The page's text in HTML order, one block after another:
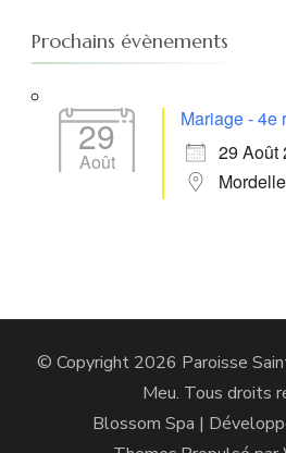
Prochains évènements
29
Août
Mariage - 4e
29 Août
© Copyright 2026 Paroisse
Meu. Tous droits
Blossom Spa |